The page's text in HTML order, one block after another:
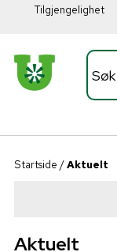
Tilgjengelighet
Startside /Aktuelt
Aktuelt